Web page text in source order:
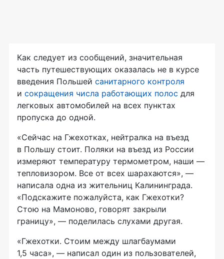
Как следует из сообщений, значительная
часть путешествующих оказалась не в курсе
введения Польшей санитарного контроля
и сокращения числа работающих полос для
легковых автомобилей на всех пунктах
пропуска до одной.
«Сейчас на Гжехотках, нейтралка на въезд
в Польшу стоит. Поляки на въезд из России
измеряют температуру термометром, наши —
тепловизором. Все от всех шарахаются», —
написала одна из жительниц Калининграда.
«Подскажите пожалуйста, как Гжехотки?
Стою на Мамоново, говорят закрыли
границу», — поделилась слухами другая.
«Гжехотки. Стоим между шлагбаумами
1,5 часа», — написал один из пользователей,